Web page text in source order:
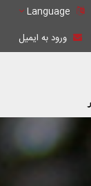
Language
ورود به ایمیل